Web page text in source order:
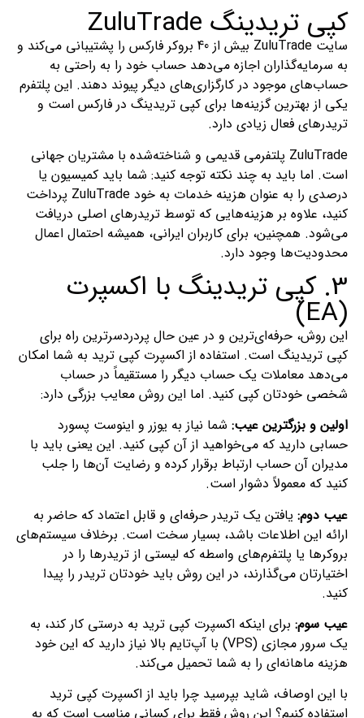
کپی تریدینگ ZuluTrade
سایت ZuluTrade بیش از 40 بروکر فارکس را پشتیبانی می‌کند و
به سرمایه‌گذاران اجازه می‌دهد حساب خود را به راحتی به
حساب‌های موجود در کارگزاری‌های دیگر پیوند دهند. این پلتفرم
یکی از بهترین گزینه‌ها برای کپی تریدینگ در فارکس است و
تریدرهای فعال زیادی دارد.
ZuluTrade پلتفرمی قدیمی و شناخته‌شده با مشتریان جهانی
است. اما باید به چند نکته توجه کنید: شما باید کمیسیون یا
درصدی را به عنوان هزینه خدمات به خود ZuluTrade پرداخت
کنید، علاوه بر هزینه‌هایی که توسط تریدرهای اصلی دریافت
می‌شود. همچنین، برای کاربران ایرانی، همیشه احتمال اعمال
محدودیت‌ها وجود دارد.
3. کپی تریدینگ با اکسپرت
(EA)
این روش، حرفه‌ای‌ترین و در عین حال پردردسرترین راه برای
کپی تریدینگ است. استفاده از اکسپرت کپی ترید به شما امکان
می‌دهد معاملات یک حساب دیگر را مستقیماً در حساب
شخصی خودتان کپی کنید. اما این روش معایب بزرگی دارد:
اولین و بزرگترین عیب: شما نیاز به یوزر و اینوست پسورد
حسابی دارید که می‌خواهید از آن کپی کنید. این یعنی باید با
مدیران آن حساب ارتباط برقرار کرده و رضایت آن‌ها را جلب
کنید که معمولاً دشوار است.
عیب دوم: یافتن یک تریدر حرفه‌ای و قابل اعتماد که حاضر به
ارائه این اطلاعات باشد، بسیار سخت است. برخلاف سیستم‌های
بروکرها یا پلتفرم‌های واسطه که لیستی از تریدرها را در
اختیارتان می‌گذارند، در این روش باید خودتان تریدر را پیدا
کنید.
عیب سوم: برای اینکه اکسپرت کپی ترید به درستی کار کند، به
یک سرور مجازی (VPS) با آپ‌تایم بالا نیاز دارید که این خود
هزینه ماهانه‌ای را به شما تحمیل می‌کند.
با این اوصاف، شاید بپرسید چرا باید از اکسپرت کپی ترید
استفاده کنیم؟ این روش فقط برای کسانی مناسب است که به